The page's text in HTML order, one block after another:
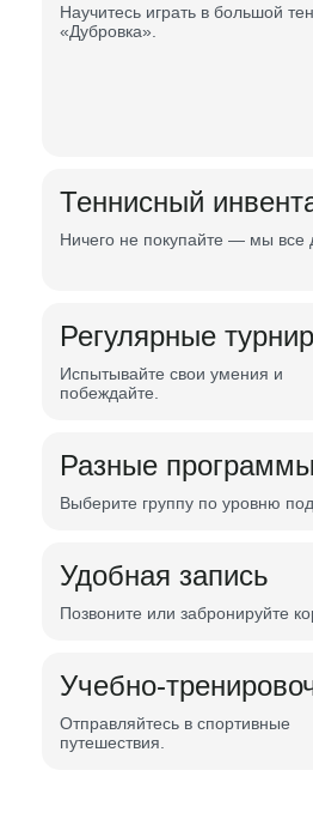
Научитесь играть в большой
«Дубровка».
Разные программы
Выберите группу по уровню
Теннисный
Ничего не покупайте — мы все
Удобная запись
Позвоните или забронируйте
Регулярные
Испытывайте свои умения и
побеждайте.
Учебно-
Отправляйтесь в спортивные
путешествия.